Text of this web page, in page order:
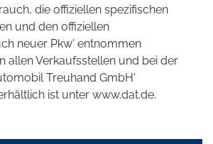
die offiziellen spezifischen
und den offiziellen
neuer Pkw' entnommen
allen Verkaufsstellen und bei der
Treuhand GmbH'
ist unter www.dat.de.